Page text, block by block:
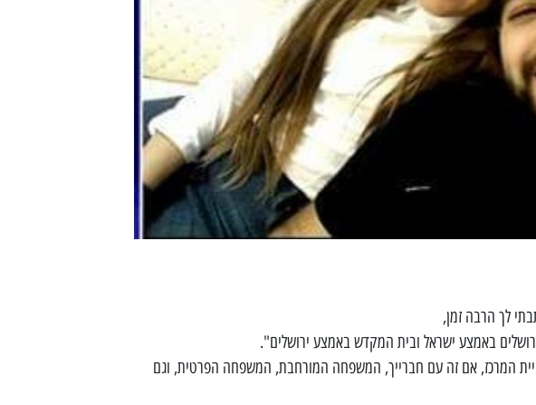
לך הרבה זמן,
באמצע ישראל ובית המקדש באמצע ירושלים".
המרכז, אם זה עם חברייך, המשפחה המורחבת, המשפחה הפרטית, וגם